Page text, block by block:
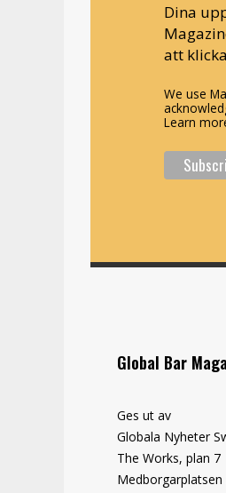
Dina
att
We use
Learn
Global Bar
Ges ut av
Globala Nyheter
The Works, plan 7
Medborgarplatsen